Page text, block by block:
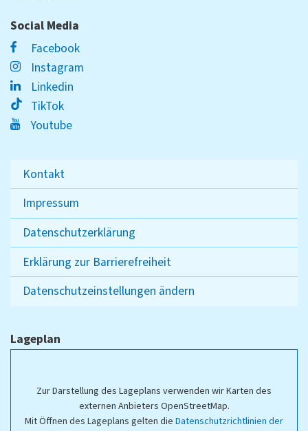
Social Media
Facebook
Instagram
Linkedin
TikTok
Youtube
Kontakt
Impressum
Datenschutzerklärung
Erklärung zur Barrierefreiheit
Datenschutzeinstellungen ändern
Lageplan
Zur Darstellung des Lageplans verwenden wir Karten des
externen Anbieters OpenStreetMap.
Mit Öffnen des Lageplans gelten die Datenschutzrichtlinien der